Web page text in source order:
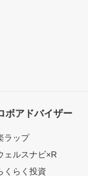
ボアドバイザー
ラップ
ェルスナビ×R
くらく投資